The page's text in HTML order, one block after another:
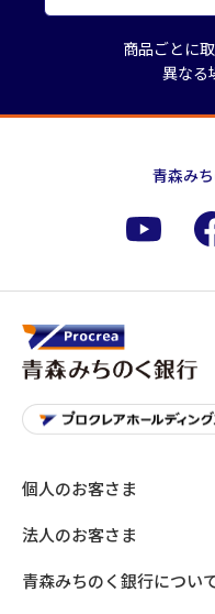
商品ごとに
異なる
青森み
個人のお客さま
法人のお客さま
青森みちのく銀行につい